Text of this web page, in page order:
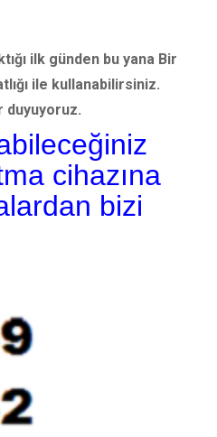
ilk günden bu yana Bir
ile kullanabilirsiniz.
duyuyoruz.
cihazına
bizi